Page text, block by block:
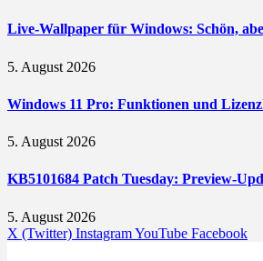
Live-Wallpaper für Windows: Schön,
5. August 2026
Windows 11 Pro: Funktionen und
5. August 2026
KB5101684 Patch Tuesday: Preview-
5. August 2026
X (Twitter) InstagramYouTube Facebook